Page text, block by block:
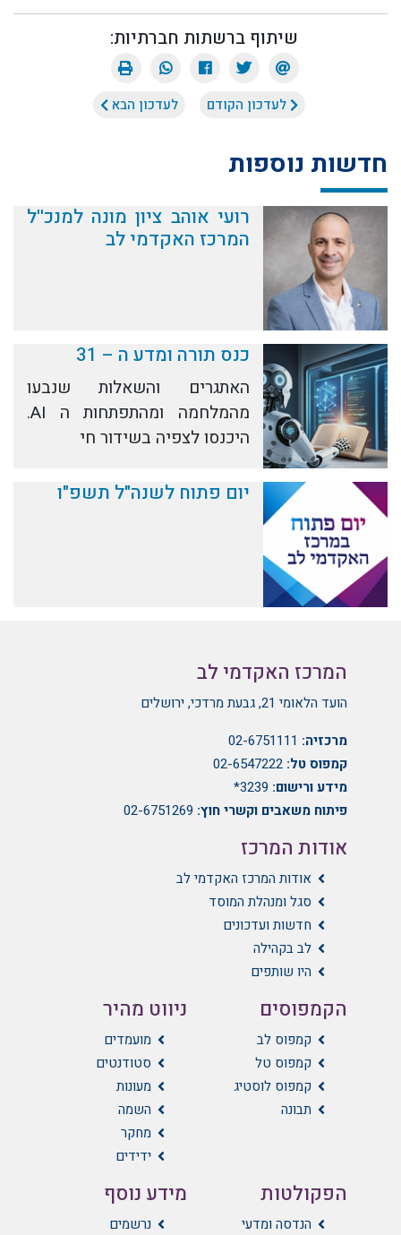
שיתוף ברשתות חברתיות:
לעדכון הקודם לעדכון הבא
חדשות נוספות
רועי אוהב ציון מונה למנכ''ל
המרכז האקדמי לב
כנס תורה ומדע ה – 31
האתגרים והשאלות שנבעו
מהמלחמה ומהתפתחות ה AI.
היכנסו לצפיה בשידור חי
יום פתוח לשנה"ל תשפ"ו
המרכז האקדמי לב
הועד הלאומי 21, גבעת מרדכי, ירושלים
מרכזיה: 02-6751111
קמפוס טל: 02-6547222
מידע ורישום: 3239*
פיתוח משאבים וקשרי חוץ: 02-6751269
אודות המרכז
אודות המרכז האקדמי לב
סגל ומנהלת המוסד
חדשות ועדכונים
לב בקהילה
היו שותפים
הקמפוסים
קמפוס לב
קמפוס טל
קמפוס לוסטיג
תבונה
הפקולטות
הנדסה ומדעי
ניווט מהיר
מועמדים
סטודנטים
מעונות
השמה
מחקר
ידידים
מידע נוסף
נרשמים